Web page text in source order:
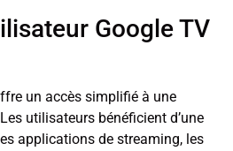
Google TV
un accès simplifié à une
utilisateurs bénéficient d’une
applications de streaming, les